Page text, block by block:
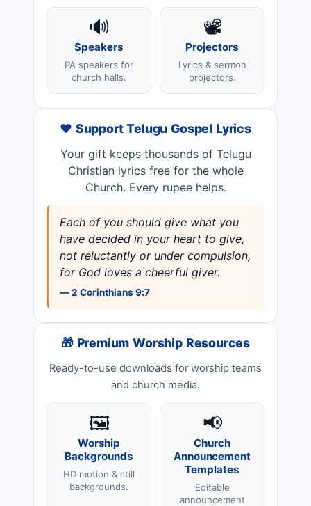
🔊
Speakers
PA speakers for
church halls.
📽️
Projectors
Lyrics & sermon
projectors.
❤️ Support Telugu Gospel Lyrics
Your gift keeps thousands of Telugu
Christian lyrics free for the whole
Church. Every rupee helps.
Each of you should give what you
have decided in your heart to give,
not reluctantly or under compulsion,
for God loves a cheerful giver.
— 2 Corinthians 9:7
🎁 Premium Worship Resources
Ready-to-use downloads for worship teams
and church media.
🖼️
Worship
Backgrounds
HD motion & still
backgrounds.
📢
Church
Announcement
Templates
Editable
announcement